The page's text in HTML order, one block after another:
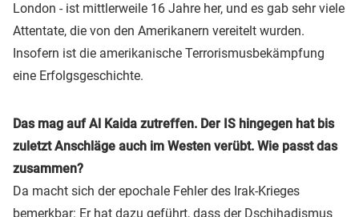
London - ist mittlerweile 16 Jahre her, und es gab sehr viele
Attentate, die von den Amerikanern vereitelt wurden.
Insofern ist die amerikanische Terrorismusbekämpfung
eine Erfolgsgeschichte.
Das mag auf Al Kaida zutreffen. Der IS hingegen hat bis
zuletzt Anschläge auch im Westen verübt. Wie passt das
zusammen?
Da macht sich der epochale Fehler des Irak-Krieges
bemerkbar: Er hat dazu geführt, dass der Dschihadismus